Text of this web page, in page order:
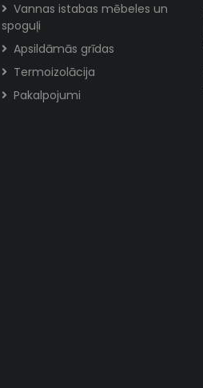
Vannas istabas mēbeles un
spoguļi
Apsildāmās grīdas
Termoizolācija
Pakalpojumi